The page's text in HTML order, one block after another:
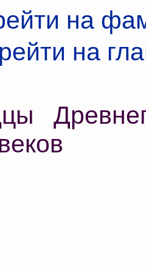
на
на